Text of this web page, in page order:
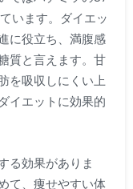
います。ダイエッ
に役立ち、満腹感
質と言えます。甘
を吸収しにくい上
イエットに効果的
る効果がありま
て、痩せやすい体